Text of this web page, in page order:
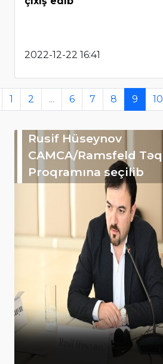
2022-12-22 16:41
1 2 ... 6 7 8 9 10
Rusif Hüseynov
CAMCA/Ramsfeld
Proqramına seçilib